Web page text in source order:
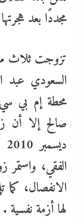
مجددًا بعد
تزوجت ثلاث
السعودي عبد
محطة إم بي
الفقي،
الانفصال، كما
لها أزمة نفسية .